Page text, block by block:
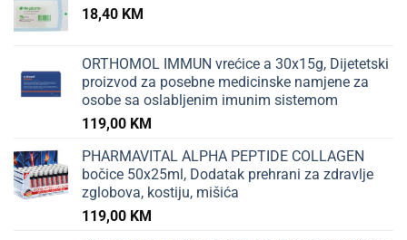
18,40 KM
ORTHOMOL IMMUN vrećice a 30x15g, Dijetetski
proizvod za posebne medicinske namjene za
osobe sa oslabljenim imunim sistemom
119,00 KM
PHARMAVITAL ALPHA PEPTIDE COLLAGEN
bočice 50x25ml, Dodatak prehrani za zdravlje
zglobova, kostiju, mišića
119,00 KM